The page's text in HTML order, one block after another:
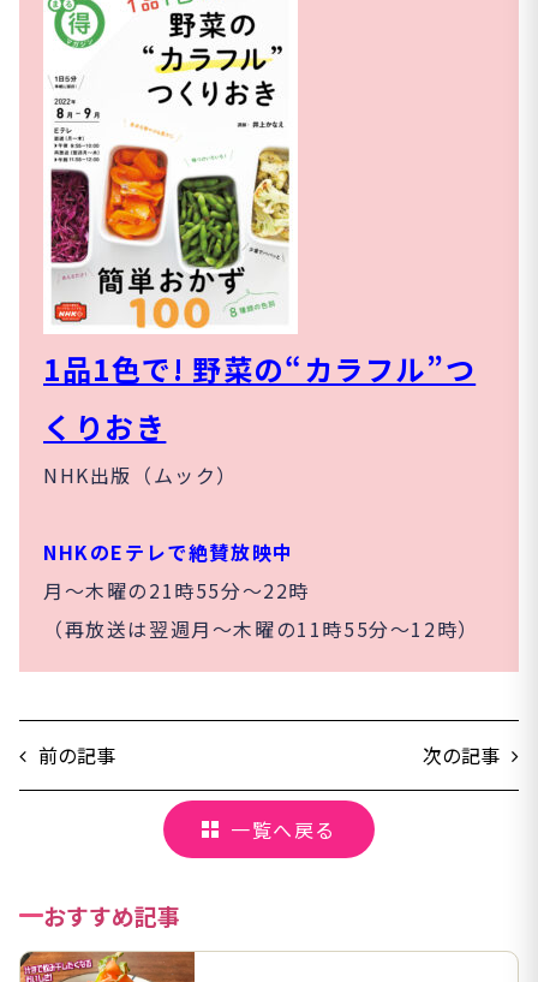
1品1色で! 野菜の“カラフル”つ
くりおき
NHK出版（ムック）
NHKのEテレで絶賛放映中
月～木曜の21時55分～22時
（再放送は翌週月～木曜の11時55分～12時）
前の記事 次の記事
一覧へ戻る
おすすめ記事